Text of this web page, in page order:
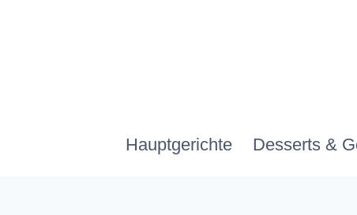
Hauptgerichte Desserts &